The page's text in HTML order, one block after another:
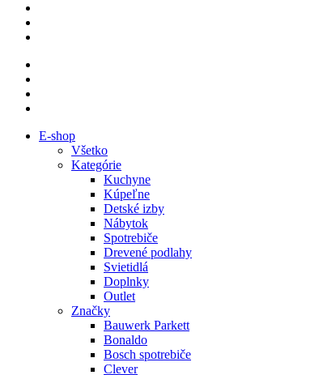
E-shop
Všetko
Kategórie
Kuchyne
Kúpeľne
Detské izby
Nábytok
Spotrebiče
Drevené podlahy
Svietidlá
Doplnky
Outlet
Značky
Bauwerk Parkett
Bonaldo
Bosch spotrebiče
Clever